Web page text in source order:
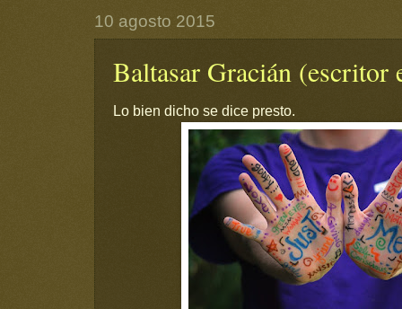
10 agosto 2015
Baltasar Gracián (escritor
Lo bien dicho se dice presto.